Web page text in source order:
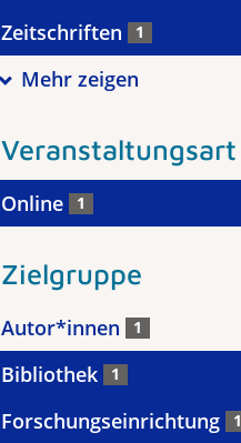
Zeitschriften 1
Mehr zeigen
Veranstaltungsart
Online 1
Zielgruppe
Autor*innen 1
Bibliothek 1
Forschungseinrichtung 1